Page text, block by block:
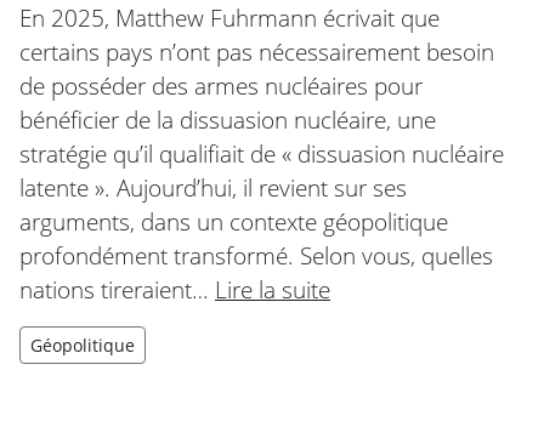
En 2025, Matthew Fuhrmann écrivait que
certains pays n’ont pas nécessairement besoin
de posséder des armes nucléaires pour
bénéficier de la dissuasion nucléaire, une
stratégie qu’il qualifiait de « dissuasion nucléaire
latente ». Aujourd’hui, il revient sur ses
arguments, dans un contexte géopolitique
profondément transformé. Selon vous, quelles
nations tireraient… Lire la suite
Géopolitique